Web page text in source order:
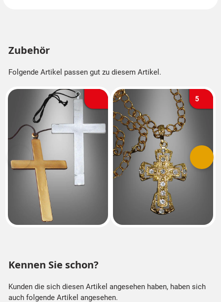
Zubehör
Folgende Artikel passen gut zu diesem Artikel.
5
Vorherige
Kennen Sie schon?
Kunden die sich diesen Artikel angesehen haben, haben sich
auch folgende Artikel angesehen.